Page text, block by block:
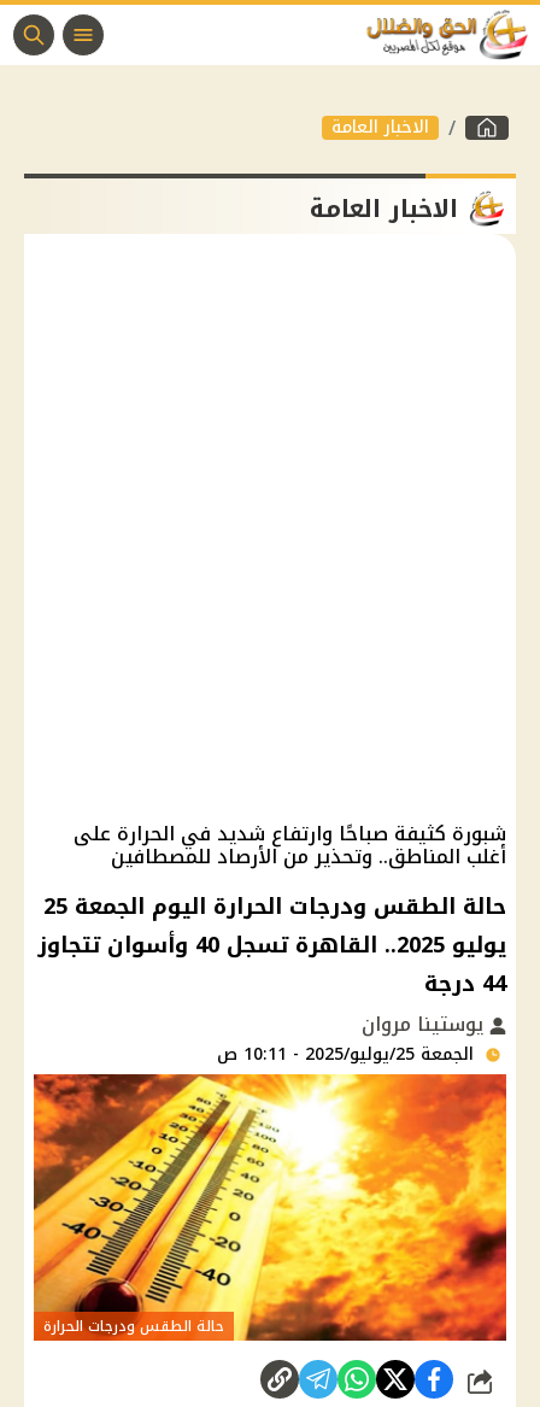
الاخبار العامة
الاخبار العامة
شبورة كثيفة صباحًا وارتفاع شديد في الحرارة على
أغلب المناطق.. وتحذير من الأرصاد للمصطافين
حالة الطقس ودرجات الحرارة اليوم الجمعة 25
يوليو 2025.. القاهرة تسجل 40 وأسوان تتجاوز
44 درجة
يوستينا مروان
الجمعة 25/يوليو/2025 - 10:11 ص
حالة الطقس ودرجات الحرارة
شارك